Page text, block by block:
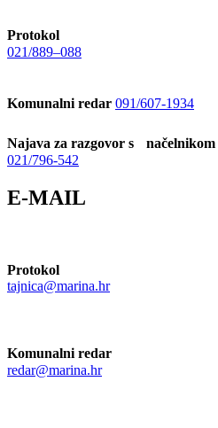
Protokol
021/889–088
Komunalni redar 091/607-1934
Najava za razgovor s načelnikom
021/796-542
E-MAIL
Protokol
tajnica@marina.hr
Komunalni redar
redar@marina.hr